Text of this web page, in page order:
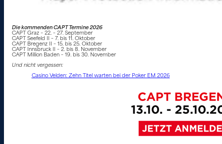
Die kommenden CAPT Termine 2026
CAPT Graz – 22. – 27. September
CAPT Seefeld II – 7. bis 11. Oktober
CAPT Bregenz II – 15. bis 25. Oktober
CAPT Innsbruck II – 2. bis 8. November
CAPT Million Baden – 19. bis 30. November
Und nicht vergessen:
Casino Velden: Zehn Titel warten bei der Poker EM 2026